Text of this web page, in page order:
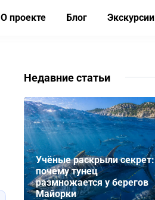
О проекте Блог Экскурсии
Недавние статьи
Учёные раскрыли секрет:
почему тунец
размножается у берегов
Майорки